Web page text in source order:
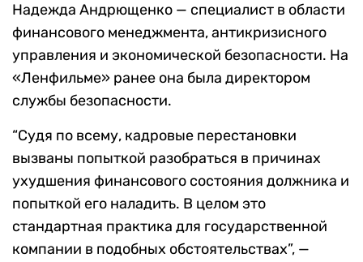
Надежда Андрющенко — специалист в области
финансового менеджмента, антикризисного
управления и экономической безопасности. На
«Ленфильме» ранее она была директором
службы безопасности.
“Судя по всему, кадровые перестановки
вызваны попыткой разобраться в причинах
ухудшения финансового состояния должника и
попыткой его наладить. В целом это
стандартная практика для государственной
компании в подобных обстоятельствах”, —